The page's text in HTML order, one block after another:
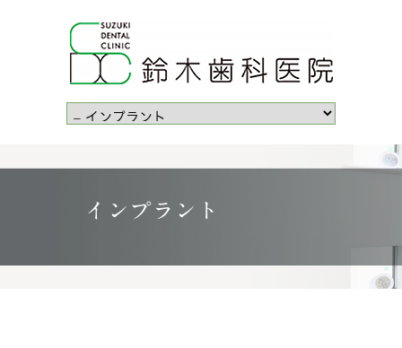
インプラント